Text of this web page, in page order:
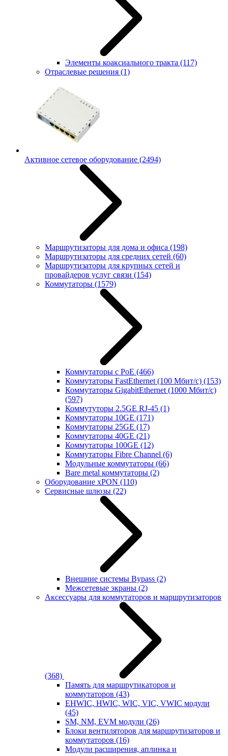
Элементы коаксиального тракта (117)
Отраслевые решения (1)
Активное сетевое оборудование (2494)
Маршрутизаторы для дома и офиса (198)
Маршрутизаторы для средних сетей (60)
Маршрутизаторы для крупных сетей и
провайдеров услуг связи (154)
Коммутаторы (1579)
Коммутаторы с PoE (466)
Коммутаторы FastEthernet (100 Мбит/с) (153)
Коммутаторы GigabitEthernet (1000 Мбит/с)
(597)
Коммутуторы 2.5GE RJ-45 (1)
Коммутаторы 10GE (171)
Коммутаторы 25GE (17)
Коммутаторы 40GE (21)
Коммутаторы 100GE (12)
Коммутаторы Fibre Channel (6)
Модульные коммутаторы (66)
Bare metal коммутаторы (2)
Оборудование xPON (110)
Сервисные шлюзы (22)
Внешние системы Bypass (2)
Межсетевые экраны (2)
Аксессуары для коммутаторов и маршрутизаторов
(368)
Память для маршрутикаторов и
коммутаторов (43)
EHWIC, HWIC, WIC, VIC, VWIC модули
(45)
SM, NM, EVM модули (26)
Блоки вентиляторов для маршрутизаторов и
коммутаторов (16)
Модули расширения, аплинка и